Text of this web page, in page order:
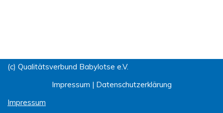
(c) Qualitätsverbund Babylotse e.V.
Impressum | Datenschutzerklärung
Impressum